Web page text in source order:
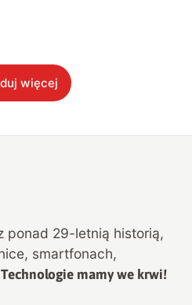
więcej
ponad 29-letnią historią,
smartfonach,
Technologie mamy we krwi!